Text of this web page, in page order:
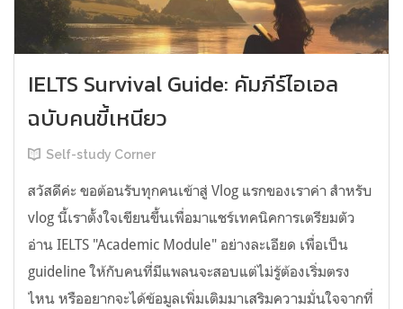
IELTS Survival Guide: คัมภีร์ไอเอล
ฉบับคนขี้เหนียว
Self-study Corner
สวัสดีค่ะ ขอต้อนรับทุกคนเข้าสู่ Vlog แรกของเราค่า สำหรับ
vlog นี้เราตั้งใจเขียนขึ้นเพื่อมาแชร์เทคนิคการเตรียมตัว
อ่าน IELTS "Academic Module" อย่างละเอียด เพื่อเป็น
guideline ให้กับคนที่มีแพลนจะสอบแต่ไม่รู้ต้องเริ่มตรง
ไหน หรืออยากจะได้ข้อมูลเพิ่มเติมมาเสริมความมั่นใจจากที่